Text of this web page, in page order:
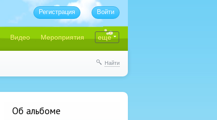
Видео Мероприятия еще
Регистрация Войти
Найти
Об альбоме